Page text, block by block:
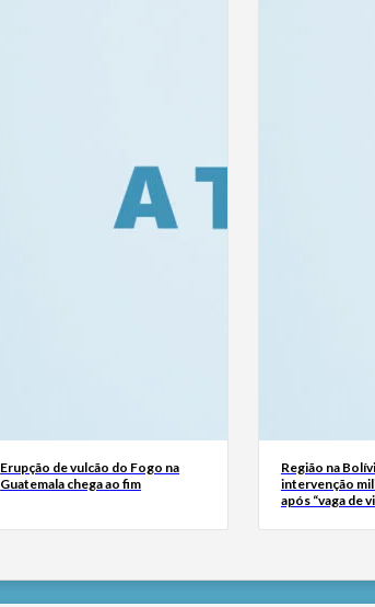
Erupção de vulcão do Fogo na
Guatemala chega ao fim
Região na
intervenção
após “vaga de